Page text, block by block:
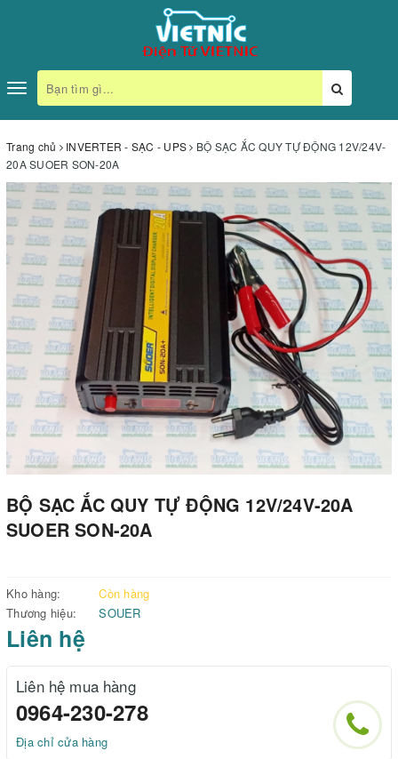
Toggle
navigation
Trang chủ INVERTER - SẠC - UPS
BỘ SẠC ẮC QUY TỰ ĐỘNG 12V/24V-
20A SUOER SON-20A
BỘ SẠC ẮC QUY TỰ ĐỘNG 12V/24V-20A
SUOER SON-20A
Kho hàng:
Còn hàng
Thương hiệu:
SOUER
Liên hệ
Liên hệ mua hàng
0964-230-278
Địa chỉ cửa hàng